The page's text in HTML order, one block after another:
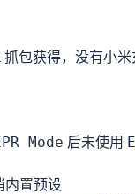
抓包获得，没有小米
Mode 后未使用
内置预设